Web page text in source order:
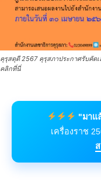
คุรุสดุดี 2567 คุรุสภาประกาศรับคัดเ
คลิกที่นี่
"มาแ
เครื่องราช